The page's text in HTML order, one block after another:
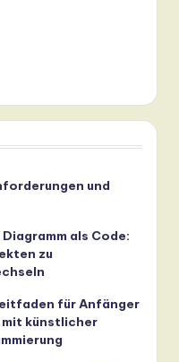
und
als Code:
zu
für Anfänger
künstlicher